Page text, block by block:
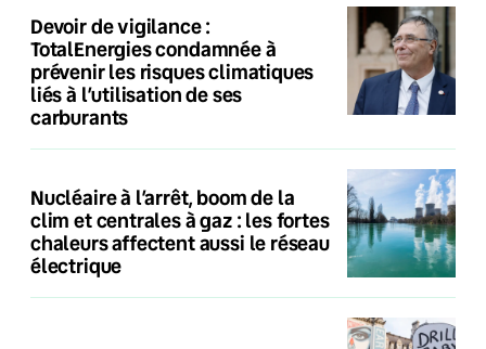
Devoir de vigilance :
TotalEnergies condamnée à
prévenir les risques climatiques
liés à l’utilisation de ses
carburants
Nucléaire à l’arrêt, boom de la
clim et centrales à gaz : les fortes
chaleurs affectent aussi le réseau
électrique